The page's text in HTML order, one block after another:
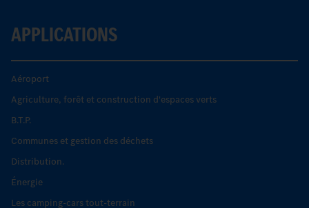
APPLICATIONS
Aéroport
Agriculture, forêt et construction d'espaces verts
B.T.P.
Communes et gestion des déchets
Distribution.
Énergie
Les camping-cars tout-terrain